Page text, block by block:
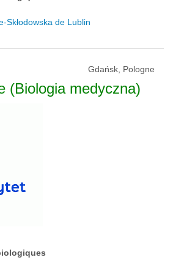
Skłodowska de Lublin
Gdańsk, Pologne
(Biologia medyczna)